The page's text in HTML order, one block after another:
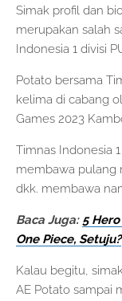
Simak profil dan
merupakan salah
Indonesia 1 divisi
Potato bersama
kelima di cabang
Games 2023
Timnas Indonesia
membawa pulang
dkk. membawa
Baca Juga: 5
One Piece, Setuju?
Kalau begitu,
AE Potato sampai